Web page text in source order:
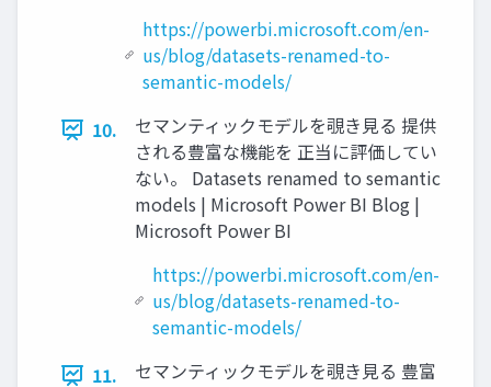
https://powerbi.microsoft.com/en-
us/blog/datasets-renamed-to-
semantic-models/
10.
セマンティックモデルを覗き見る 提供
される豊富な機能を 正当に評価してい
ない。 Datasets renamed to semantic
models | Microsoft Power BI Blog |
Microsoft Power BI
https://powerbi.microsoft.com/en-
us/blog/datasets-renamed-to-
semantic-models/
11.
セマンティックモデルを覗き見る 豊富